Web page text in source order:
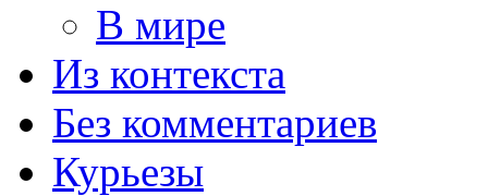
В мире
Из контекста
Без комментариев
Курьезы